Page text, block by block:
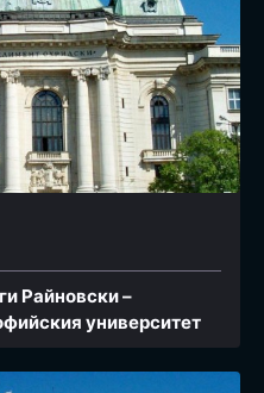
Райновски –
университет